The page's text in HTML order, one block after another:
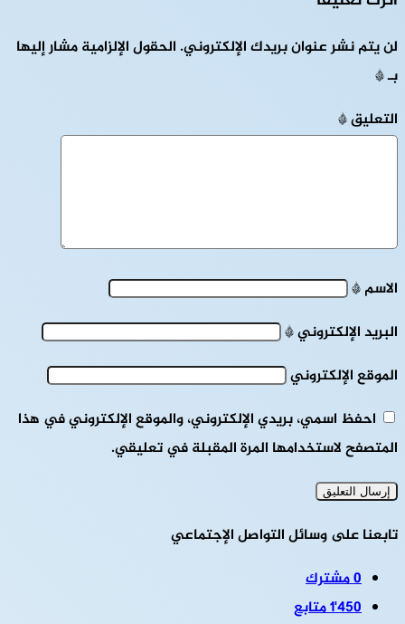
لن يتم نشر عنوان بريدك الإلكتروني. الحقول الإلزامية مشار إليها
بـ*
التعليق*
الاسم*
البريد الإلكتروني*
الموقع الإلكتروني
احفظ اسمي، بريدي الإلكتروني، والموقع الإلكتروني في هذا
المتصفح لاستخدامها المرة المقبلة في تعليقي.
تابعنا على وسائل التواصل الإجتماعي
0مشترك
1٬450متابع